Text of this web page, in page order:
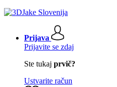
Prijava
Prijavite se zdaj
Ste tukaj prvič?
Ustvarite račun